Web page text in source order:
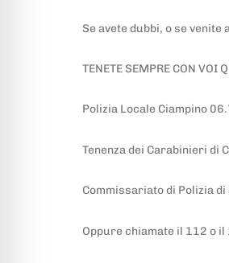
Se avete dubbi, o se venite
TENETE SEMPRE CON VOI
Polizia Locale Ciampino
Tenenza dei Carabinieri di
Commissariato di Polizia
Oppure chiamate il 112 o il